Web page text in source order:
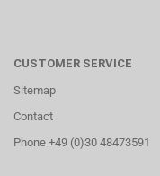
CUSTOMER SERVICE
Sitemap
Contact
Phone +49 (0)30 48473591